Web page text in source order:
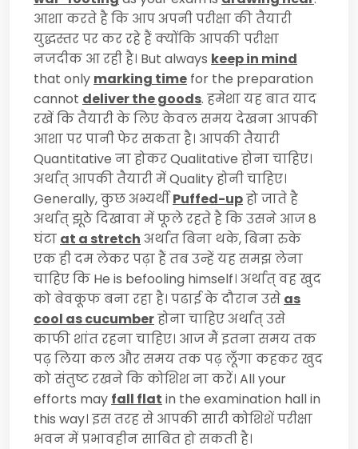
आशा करते है कि आप अपनी परीक्षा की तैयारी
युद्धस्तर पर कर रहे हैं क्योंकि आपकी परीक्षा
नजदीक आ रही है। But always keep in mind
that only marking time for the preparation
cannot deliver the goods. हमेशा यह बात याद
रखें कि तैयारी के लिए केवल समय देखना आपकी
आशा पर पानी फेर सकता है। आपकी तैयारी
Quantitative ना होकरQualitative होना चाहिए।
अर्थात् आपकी तैयारी मेंQualityहोनी चाहिए।
Generally,कुछ अभ्यर्थीPuffed-upहो जाते है
अर्थात् झूठे दिखावा में फूले रहते है कि उसने आज 8
घंटा at a stretch अर्थात बिना थके, बिना रुके
एक ही दम लेकर पढ़ा हैं तब उन्हें यह समझ लेना
चाहिए कि He is befooling himself। अर्थात् वह खुद
को बेवकूफ बना रहा है। पढाई के दौरान उसे as
cool as cucumberहोना चाहिए अर्थात् उसे
काफी शांत रहना चाहिए। आज मैं इतना समय तक
पढ़ लिया कल और समय तक पढ़ लूँगा कहकर खुद
को संतुष्ट रखने कि कोशिश ना करें। All your
efforts may fall flat in the examination hall in
this way। इस तरह से आपकी सारी कोशिशें परीक्षा
भवन में प्रभावहीन साबित हो सकती है।